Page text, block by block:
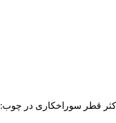
متر - حداکثر قطر سوراخکاری در فلز: 16 میلی متر